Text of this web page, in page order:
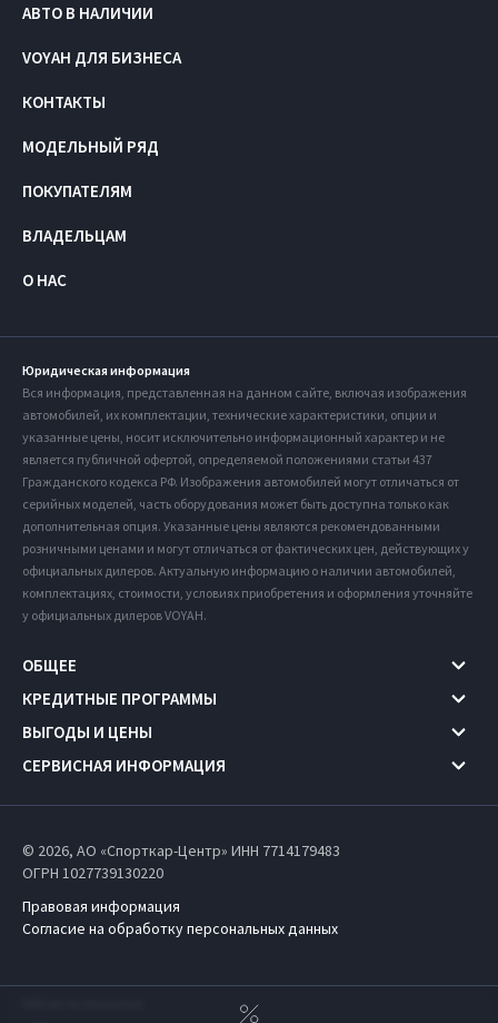
АВТО В НАЛИЧИИ
VOYAH ДЛЯ БИЗНЕСА
КОНТАКТЫ
МОДЕЛЬНЫЙ РЯД
ПОКУПАТЕЛЯМ
ВЛАДЕЛЬЦАМ
О НАС
Юридическая информация
Вся информация, представленная на данном сайте, включая изображения
автомобилей, их комплектации, технические характеристики, опции и
указанные цены, носит исключительно информационный характер и не
является публичной офертой, определяемой положениями статьи 437
Гражданского кодекса РФ. Изображения автомобилей могут отличаться от
серийных моделей, часть оборудования может быть доступна только как
дополнительная опция. Указанные цены являются рекомендованными
розничными ценами и могут отличаться от фактических цен, действующих у
официальных дилеров. Актуальную информацию о наличии автомобилей,
комплектациях, стоимости, условиях приобретения и оформления уточняйте
у официальных дилеров VOYAH.
ОБЩЕЕ
КРЕДИТНЫЕ ПРОГРАММЫ
ВЫГОДЫ И ЦЕНЫ
СЕРВИСНАЯ ИНФОРМАЦИЯ
© 2026, АО «Спорткар-Центр» ИНН 7714179483
ОГРН 1027739130220
Правовая информация
Согласие на обработку персональных данных